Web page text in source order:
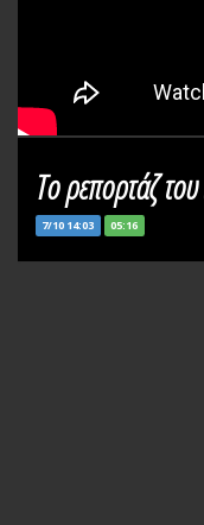
Το ρεπορτάζ
7/10 14:03 05:16